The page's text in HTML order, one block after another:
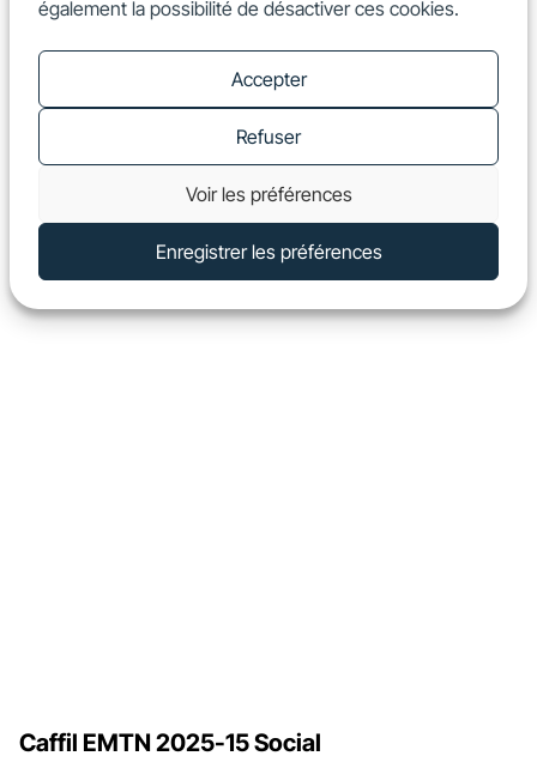
également la possibilité de désactiver ces cookies.
Accepter
Refuser
Voir les préférences
Enregistrer les préférences
Caffil EMTN 2025-15 Social